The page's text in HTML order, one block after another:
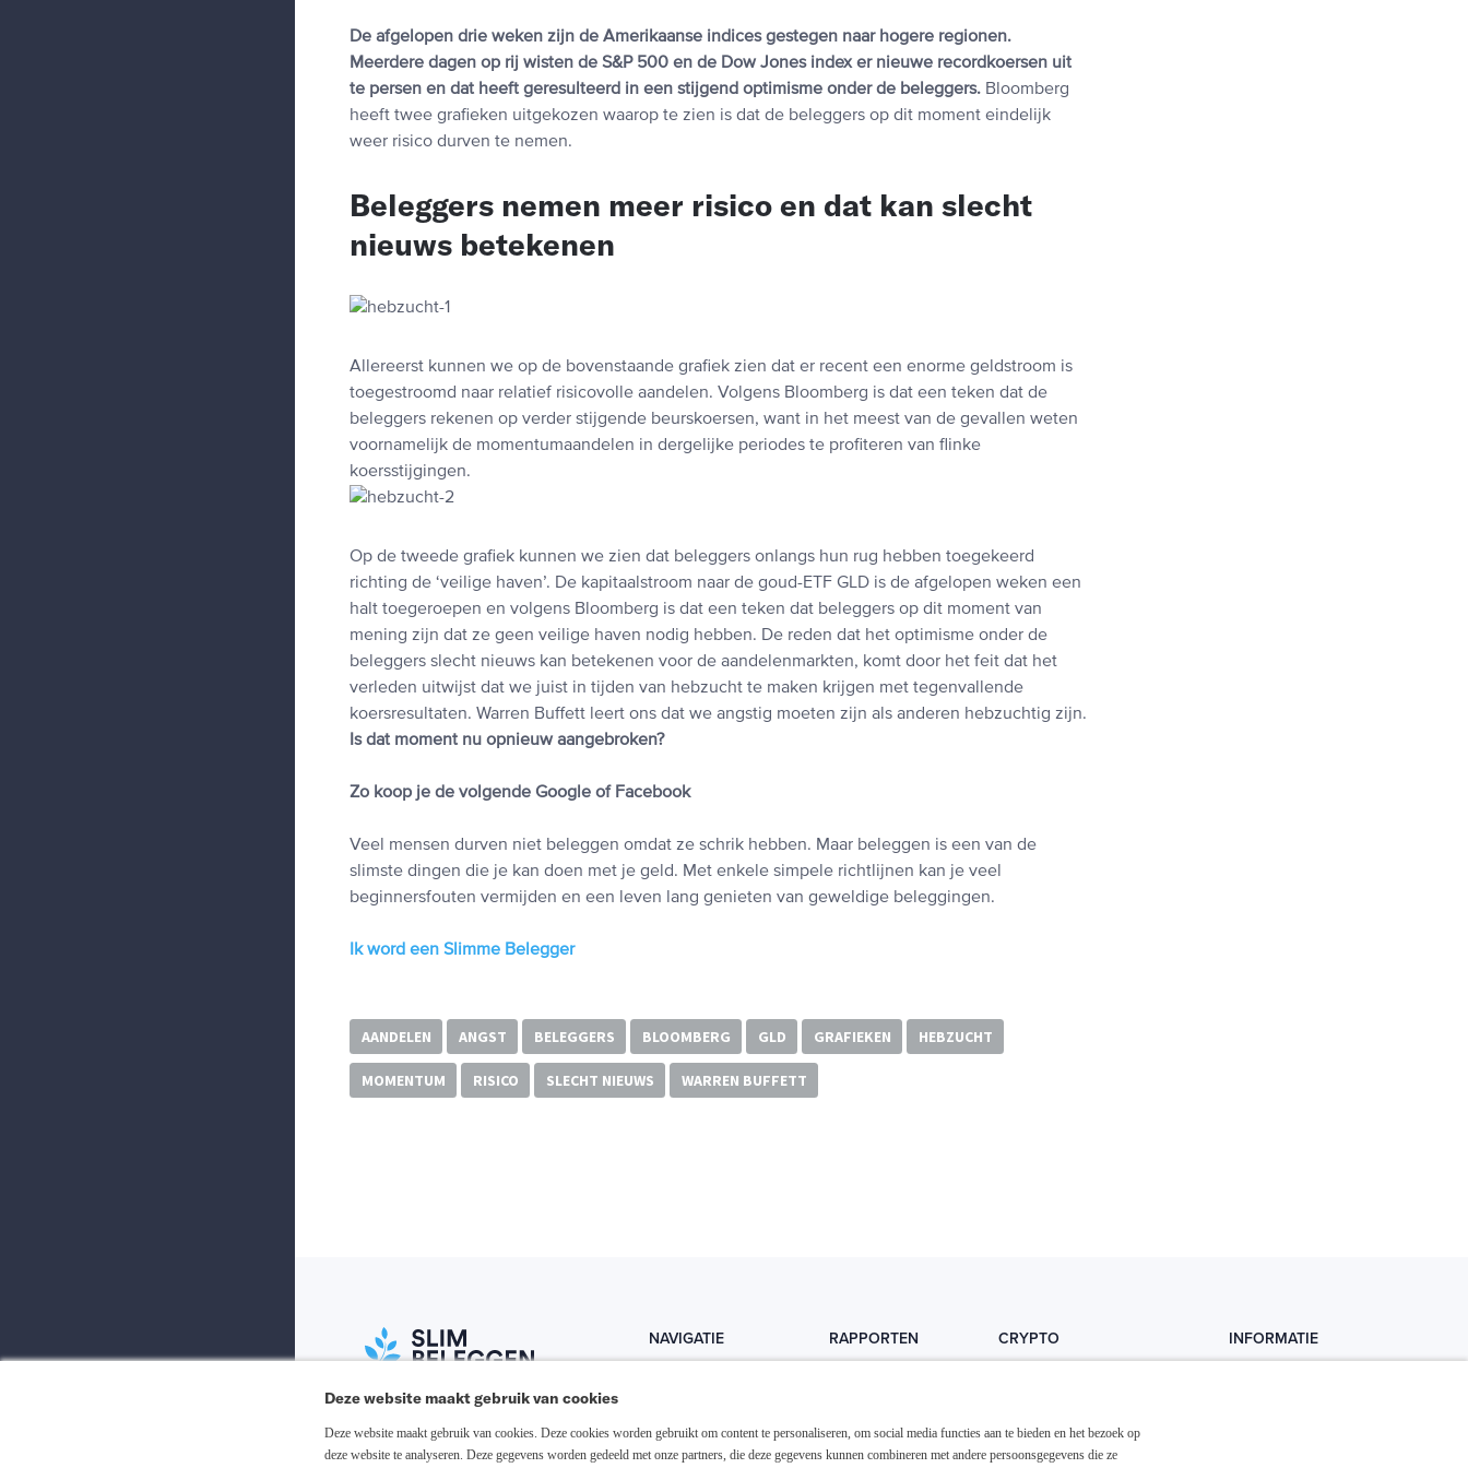
De afgelopen drie weken zijn de Amerikaanse indices gestegen naar hogere regionen.
Meerdere dagen op rij wisten de S&P 500 en de Dow Jones index er nieuwe recordkoersen uit
te persen en dat heeft geresulteerd in een stijgend optimisme onder de beleggers. Bloomberg
heeft twee grafieken uitgekozen waarop te zien is dat de beleggers op dit moment eindelijk
weer risico durven te nemen.
Beleggers nemen meer risico en dat kan slecht
nieuws betekenen
Allereerst kunnen we op de bovenstaande grafiek zien dat er recent een enorme geldstroom is
toegestroomd naar relatief risicovolle aandelen. Volgens Bloomberg is dat een teken dat de
beleggers rekenen op verder stijgende beurskoersen, want in het meest van de gevallen weten
voornamelijk de momentumaandelen in dergelijke periodes te profiteren van flinke
koersstijgingen.
Op de tweede grafiek kunnen we zien dat beleggers onlangs hun rug hebben toegekeerd
richting de ‘veilige haven’. De kapitaalstroom naar de goud-ETF GLD is de afgelopen weken een
halt toegeroepen en volgens Bloomberg is dat een teken dat beleggers op dit moment van
mening zijn dat ze geen veilige haven nodig hebben. De reden dat het optimisme onder de
beleggers slecht nieuws kan betekenen voor de aandelenmarkten, komt door het feit dat het
verleden uitwijst dat we juist in tijden van hebzucht te maken krijgen met tegenvallende
koersresultaten. Warren Buffett leert ons dat we angstig moeten zijn als anderen hebzuchtig zijn.
Is dat moment nu opnieuw aangebroken?
Zo koop je de volgende Google of Facebook
Veel mensen durven niet beleggen omdat ze schrik hebben. Maar beleggen is een van de
slimste dingen die je kan doen met je geld. Met enkele simpele richtlijnen kan je veel
beginnersfouten vermijden en een leven lang genieten van geweldige beleggingen.
Ik word een Slimme Belegger
AANDELEN ANGST BELEGGERS BLOOMBERG GLD GRAFIEKEN HEBZUCHT
MOMENTUM RISICO SLECHT NIEUWS WARREN BUFFETT
NAVIGATIE RAPPORTEN CRYPTO
Crypto koopgids
INFORMATIE
Deze website maakt gebruik van cookies
Deze website maakt gebruik van cookies. Deze cookies worden gebruikt om content te personaliseren, om social media functies aan te bieden en het bezoek op
deze website te analyseren. Deze gegevens worden gedeeld met onze partners, die deze gegevens kunnen combineren met andere persoonsgegevens die ze